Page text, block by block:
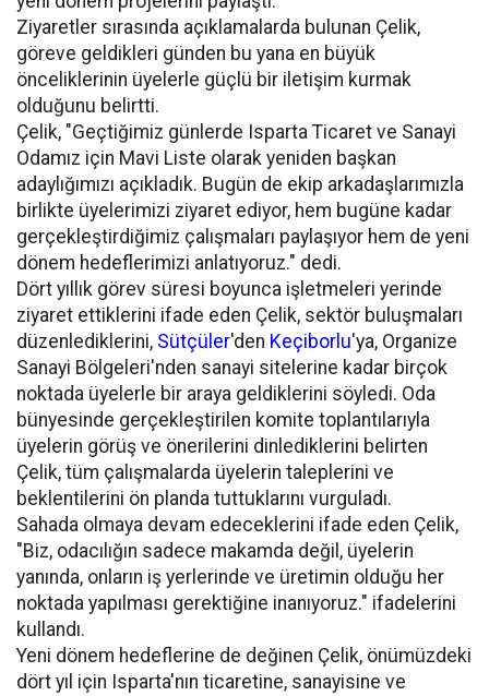
Ziyaretler sırasında açıklamalarda bulunan Çelik,
göreve geldikleri günden bu yana en büyük
önceliklerinin üyelerle güçlü bir iletişim kurmak
olduğunu belirtti.
Çelik, "Geçtiğimiz günlerde Isparta Ticaret ve Sanayi
Odamız için Mavi Liste olarak yeniden başkan
adaylığımızı açıkladık. Bugün de ekip arkadaşlarımızla
birlikte üyelerimizi ziyaret ediyor, hem bugüne kadar
gerçekleştirdiğimiz çalışmaları paylaşıyor hem de yeni
dönem hedeflerimizi anlatıyoruz." dedi.
Dört yıllık görev süresi boyunca işletmeleri yerinde
ziyaret ettiklerini ifade eden Çelik, sektör buluşmaları
düzenlediklerini, Sütçüler'den Keçiborlu'ya, Organize
Sanayi Bölgeleri'nden sanayi sitelerine kadar birçok
noktada üyelerle bir araya geldiklerini söyledi. Oda
bünyesinde gerçekleştirilen komite toplantılarıyla
üyelerin görüş ve önerilerini dinlediklerini belirten
Çelik, tüm çalışmalarda üyelerin taleplerini ve
beklentilerini ön planda tuttuklarını vurguladı.
Sahada olmaya devam edeceklerini ifade eden Çelik,
"Biz, odacılığın sadece makamda değil, üyelerin
yanında, onların iş yerlerinde ve üretimin olduğu her
noktada yapılması gerektiğine inanıyoruz." ifadelerini
kullandı.
Yeni dönem hedeflerine de değinen Çelik, önümüzdeki
dört yıl için Isparta'nın ticaretine, sanayisine ve